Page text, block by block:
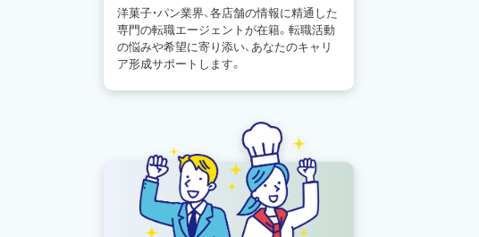
アシェットデセール
資格
シェフ
フランス
オーブン担当
チョコレート
身体のケア
歴史
洋菓子・パン業界、各店舗の情報に精通した
専門の転職エージェントが在籍。転職活動
の悩みや希望に寄り添い、あなたのキャリ
ア形成サポートします。